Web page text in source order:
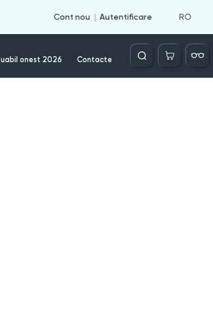
Cont nou Autentificare RO
onest 2026 Contacte
Căutare